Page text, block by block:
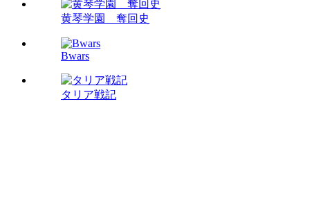
黄琴学園 奪回史
Bwars
タリア戦記